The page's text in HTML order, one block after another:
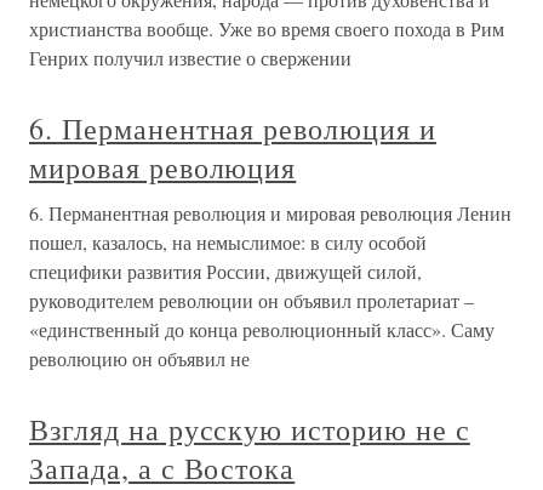
христианства вообще. Уже во время своего похода в Рим
Генрих получил известие о свержении
6. Перманентная революция и
мировая революция
6. Перманентная революция и мировая революция Ленин
пошел, казалось, на немыслимое: в силу особой
специфики развития России, движущей силой,
руководителем революции он объявил пролетариат –
«единственный до конца революционный класс». Саму
революцию он объявил не
Взгляд на русскую историю не с
Запада, а с Востока